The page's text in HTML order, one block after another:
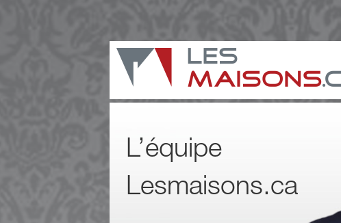
L’équipe
Lesmaisons.ca